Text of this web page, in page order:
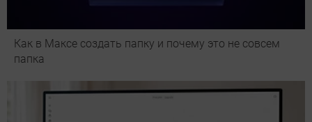
Как в Максе создать папку и почему это не совсем
папка